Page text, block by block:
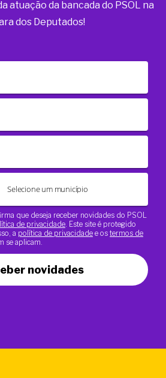
atuação da bancada do PSOL na
dos Deputados!
que deseja receber novidades do PSOL
de privacidade . Este site é protegido
a política de privacidade e os termos de
se aplicam.
novidades